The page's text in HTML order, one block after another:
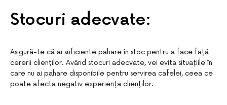
Stocuri adecvate:
Asigură-te că ai suficiente pahare în stoc pentru a face față
cererii clienților. Având stocuri adecvate, vei evita situațiile în
care nu ai pahare disponibile pentru servirea cafelei, ceea ce
poate afecta negativ experiența clienților.